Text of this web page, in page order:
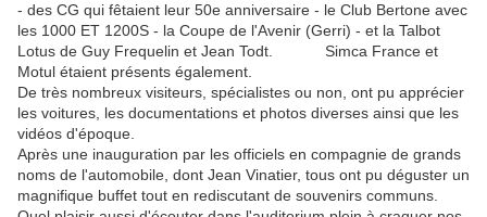
- des CG qui fêtaient leur 50e anniversaire - le Club Bertone avec
les 1000 ET 1200S - la Coupe de l'Avenir (Gerri) - et la Talbot
Lotus de Guy Frequelin et Jean Todt. Simca France et
Motul étaient présents également.
De très nombreux visiteurs, spécialistes ou non, ont pu apprécier
les voitures, les documentations et photos diverses ainsi que les
vidéos d'époque.
Après une inauguration par les officiels en compagnie de grands
noms de l'automobile, dont Jean Vinatier, tous ont pu déguster un
magnifique buffet tout en rediscutant de souvenirs communs.